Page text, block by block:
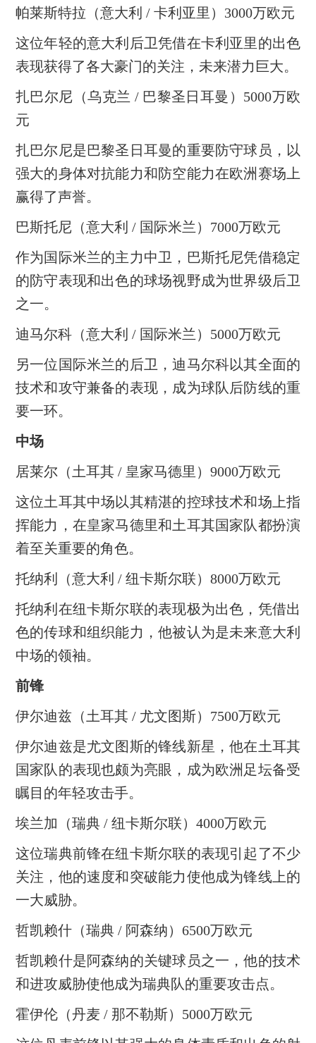
帕莱斯特拉（意大利 / 卡利亚里）3000万欧元
这位年轻的意大利后卫凭借在卡利亚里的出色
表现获得了各大豪门的关注，未来潜力巨大。
扎巴尔尼（乌克兰 / 巴黎圣日耳曼）5000万欧
元
扎巴尔尼是巴黎圣日耳曼的重要防守球员，以
强大的身体对抗能力和防空能力在欧洲赛场上
赢得了声誉。
巴斯托尼（意大利 / 国际米兰）7000万欧元
作为国际米兰的主力中卫，巴斯托尼凭借稳定
的防守表现和出色的球场视野成为世界级后卫
之一。
迪马尔科（意大利 / 国际米兰）5000万欧元
另一位国际米兰的后卫，迪马尔科以其全面的
技术和攻守兼备的表现，成为球队后防线的重
要一环。
中场
居莱尔（土耳其 / 皇家马德里）9000万欧元
这位土耳其中场以其精湛的控球技术和场上指
挥能力，在皇家马德里和土耳其国家队都扮演
着至关重要的角色。
托纳利（意大利 / 纽卡斯尔联）8000万欧元
托纳利在纽卡斯尔联的表现极为出色，凭借出
色的传球和组织能力，他被认为是未来意大利
中场的领袖。
前锋
伊尔迪兹（土耳其 / 尤文图斯）7500万欧元
伊尔迪兹是尤文图斯的锋线新星，他在土耳其
国家队的表现也颇为亮眼，成为欧洲足坛备受
瞩目的年轻攻击手。
埃兰加（瑞典 / 纽卡斯尔联）4000万欧元
这位瑞典前锋在纽卡斯尔联的表现引起了不少
关注，他的速度和突破能力使他成为锋线上的
一大威胁。
哲凯赖什（瑞典 / 阿森纳）6500万欧元
哲凯赖什是阿森纳的关键球员之一，他的技术
和进攻威胁使他成为瑞典队的重要攻击点。
霍伊伦（丹麦 / 那不勒斯）5000万欧元